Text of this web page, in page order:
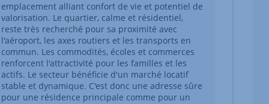
emplacement alliant confort de vie et potentiel de
valorisation. Le quartier, calme et résidentiel,
reste très recherché pour sa proximité avec
l'aéroport, les axes routiers et les transports en
commun. Les commodités, écoles et commerces
renforcent l'attractivité pour les familles et les
actifs. Le secteur bénéficie d'un marché locatif
stable et dynamique. C'est donc une adresse sûre
pour une résidence principale comme pour un